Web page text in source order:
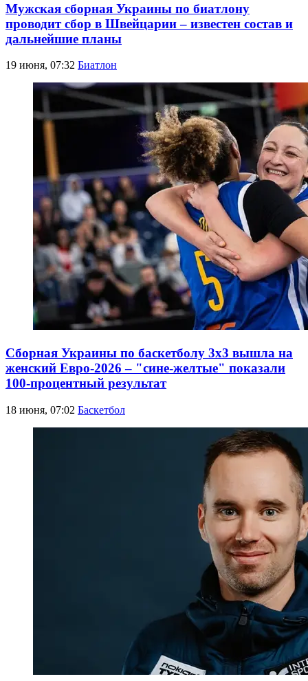
Мужская сборная Украины по биатлону
проводит сбор в Швейцарии – известен состав и
дальнейшие планы
19 июня, 07:32 Биатлон
Сборная Украины по баскетболу 3х3 вышла на
женский Евро-2026 – "сине-желтые" показали
100-процентный результат
18 июня, 07:02 Баскетбол